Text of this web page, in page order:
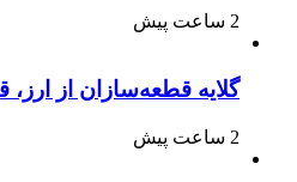
2 ساعت پیش
گلایه قطعه‌سازان از ارز،
2 ساعت پیش